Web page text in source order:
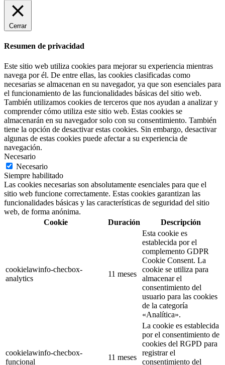
Cerrar
Resumen de privacidad
Este sitio web utiliza cookies para mejorar su experiencia mientras
navega por él. De entre ellas, las cookies clasificadas como
necesarias se almacenan en su navegador, ya que son esenciales para
el funcionamiento de las funcionalidades básicas del sitio web.
También utilizamos cookies de terceros que nos ayudan a analizar y
comprender cómo utiliza este sitio web. Estas cookies se
almacenarán en su navegador solo con su consentimiento. También
tiene la opción de desactivar estas cookies. Sin embargo, desactivar
algunas de estas cookies puede afectar a su experiencia de
navegación.
Necesario
Necesario
Siempre habilitado
Las cookies necesarias son absolutamente esenciales para que el
sitio web funcione correctamente. Estas cookies garantizan las
funcionalidades básicas y las características de seguridad del sitio
web, de forma anónima.
Cookie
Duración Descripción
cookielawinfo-checbox-
analytics
11 meses
Esta cookie es
establecida por el
complemento GDPR
Cookie Consent. La
cookie se utiliza para
almacenar el
consentimiento del
usuario para las cookies
de la categoría
«Analítica».
cookielawinfo-checbox-
funcional
11 meses
La cookie es establecida
por el consentimiento de
cookies del RGPD para
registrar el
consentimiento del